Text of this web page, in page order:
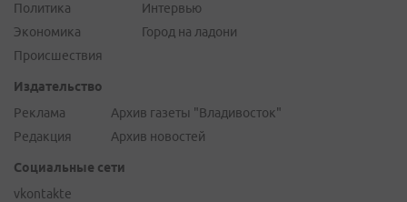
Политика
Экономика
Происшествия
Интервью
Город на ладони
Издательство
Реклама
Редакция
Архив газеты "Владивосток"
Архив новостей
Социальные сети
vkontakte